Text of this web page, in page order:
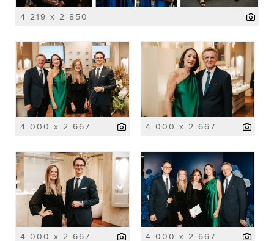
4 219 x 2 850
4 000 x 2 667 4 000 x 2 667
4 000 x 2 667 4 000 x 2 667